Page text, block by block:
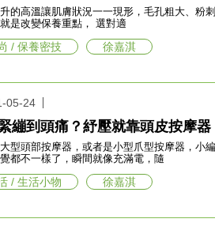
的高溫讓肌膚狀況一一現形，毛孔粗大、粉
第一步就是改變保養重點， 選對適
/ 保養密技 徐嘉淇
05-24
繃到頭痛？紓壓就靠頭皮按摩器
型頭部按摩器，或者是小型爪型按摩器，小
都不一樣了，瞬間就像充滿電，隨
/ 生活小物 徐嘉淇